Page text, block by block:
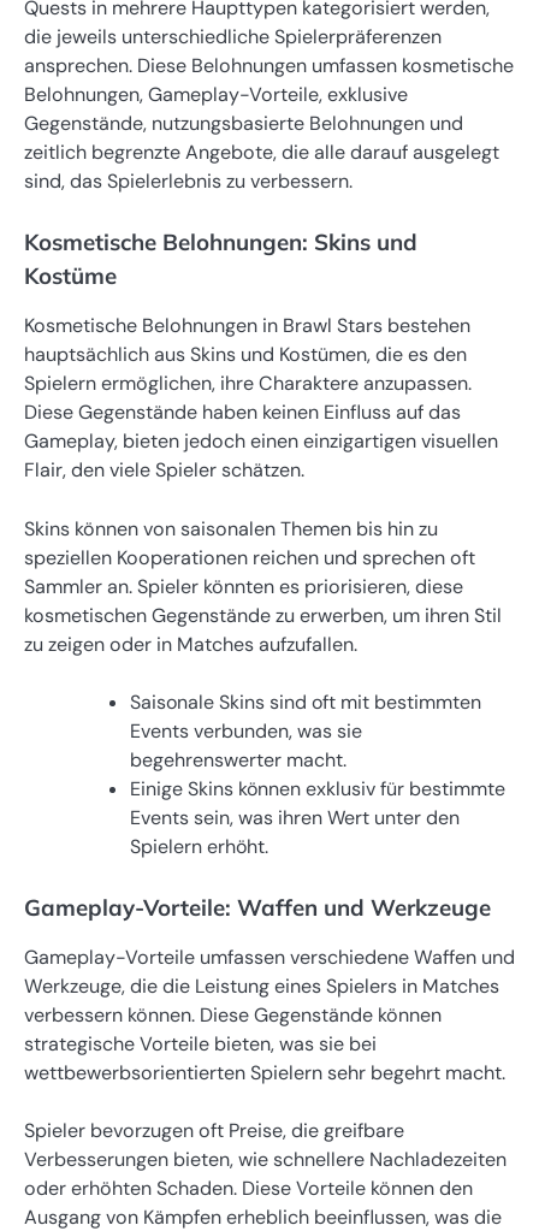
Quests in mehrere Haupttypen kategorisiert werden,
die jeweils unterschiedliche Spielerpräferenzen
ansprechen. Diese Belohnungen umfassen kosmetische
Belohnungen, Gameplay-Vorteile, exklusive
Gegenstände, nutzungsbasierte Belohnungen und
zeitlich begrenzte Angebote, die alle darauf ausgelegt
sind, das Spielerlebnis zu verbessern.
Kosmetische Belohnungen: Skins und
Kostüme
Kosmetische Belohnungen in Brawl Stars bestehen
hauptsächlich aus Skins und Kostümen, die es den
Spielern ermöglichen, ihre Charaktere anzupassen.
Diese Gegenstände haben keinen Einfluss auf das
Gameplay, bieten jedoch einen einzigartigen visuellen
Flair, den viele Spieler schätzen.
Skins können von saisonalen Themen bis hin zu
speziellen Kooperationen reichen und sprechen oft
Sammler an. Spieler könnten es priorisieren, diese
kosmetischen Gegenstände zu erwerben, um ihren Stil
zu zeigen oder in Matches aufzufallen.
Saisonale Skins sind oft mit bestimmten
Events verbunden, was sie
begehrenswerter macht.
Einige Skins können exklusiv für bestimmte
Events sein, was ihren Wert unter den
Spielern erhöht.
Gameplay-Vorteile: Waffen und Werkzeuge
Gameplay-Vorteile umfassen verschiedene Waffen und
Werkzeuge, die die Leistung eines Spielers in Matches
verbessern können. Diese Gegenstände können
strategische Vorteile bieten, was sie bei
wettbewerbsorientierten Spielern sehr begehrt macht.
Spieler bevorzugen oft Preise, die greifbare
Verbesserungen bieten, wie schnellere Nachladezeiten
oder erhöhten Schaden. Diese Vorteile können den
Ausgang von Kämpfen erheblich beeinflussen, was die